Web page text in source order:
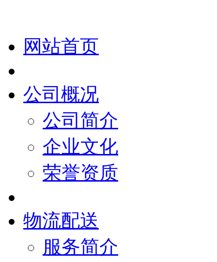
网站首页
公司概况
公司简介
企业文化
荣誉资质
物流配送
服务简介